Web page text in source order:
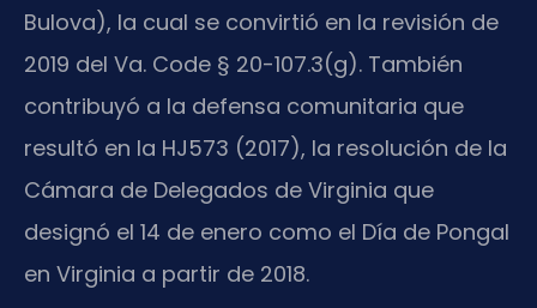
Bulova), la cual se convirtió en la revisión de
2019 del Va. Code § 20-107.3(g). También
contribuyó a la defensa comunitaria que
resultó en la HJ573 (2017), la resolución de la
Cámara de Delegados de Virginia que
designó el 14 de enero como el Día de Pongal
en Virginia a partir de 2018.